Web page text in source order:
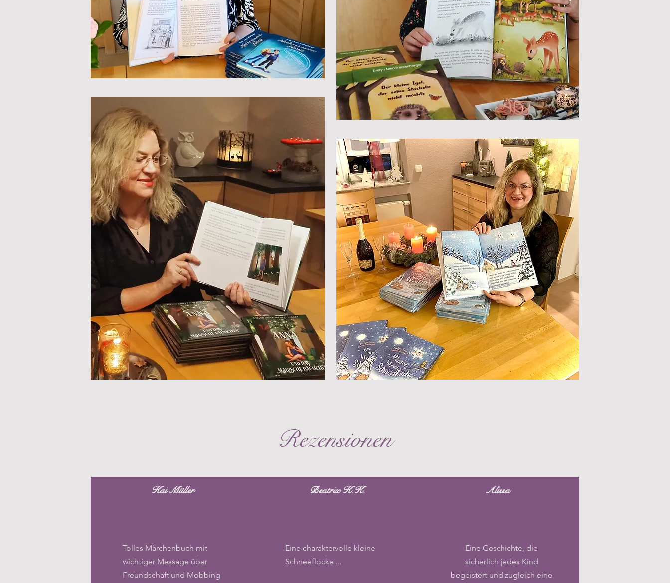
Rezensionen
Kai Müller
Tolles Märchenbuch mit
wichtiger Message über
Freundschaft und Mobbing
Beatrix K.K.
Eine charaktervolle kleine
Schneeflocke ...
Alissa
Eine Geschichte, die
sicherlich jedes Kind
begeistert und zugleich eine